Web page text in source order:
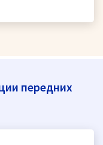
передних